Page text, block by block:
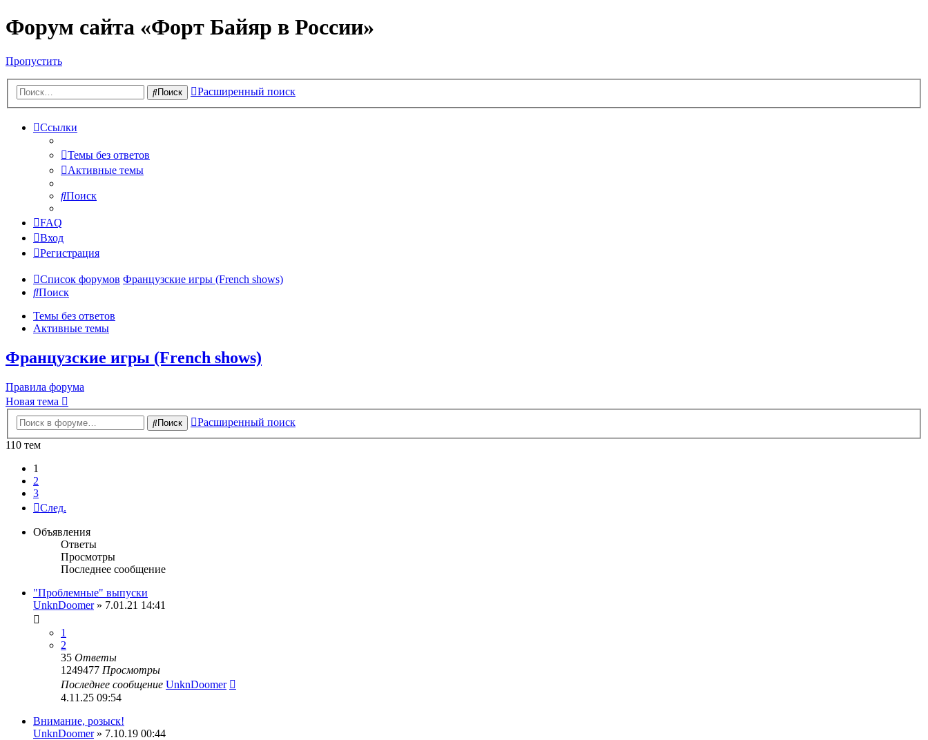
Форум сайта «Форт Байяр в России»
Пропустить
Поиск Расширенный поиск
Ссылки
Темы без ответов
Активные темы
Поиск
FAQ
Вход
Регистрация
Список форумов Французские игры (French shows)
Поиск
Темы без ответов
Активные темы
Французские игры (French shows)
Правила форума
Новая тема
Поиск
Расширенный поиск
110 тем
1
2
3
След.
Объявления
Ответы
Просмотры
Последнее сообщение
"Проблемные" выпуски
UnknDoomer» 7.01.21 14:41
1
2
35 Ответы
1249477 Просмотры
Последнее сообщение UnknDoomer
4.11.25 09:54
Внимание, розыск!
UnknDoomer» 7.10.19 00:44